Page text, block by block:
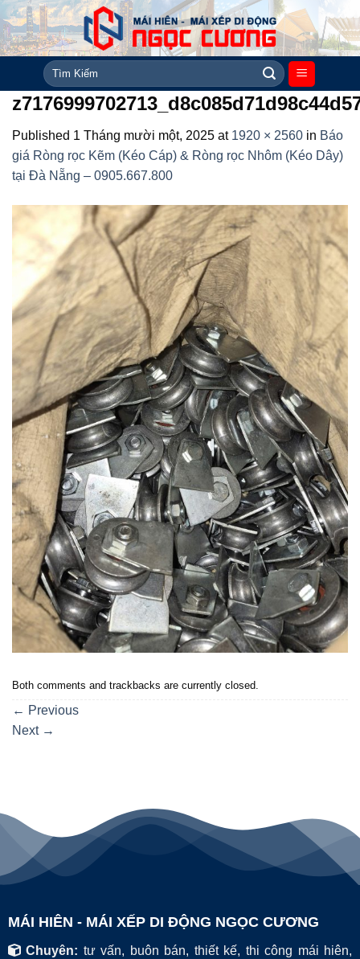
Skip
to
content
Tìm
kiếm:
Published 1 Tháng mười một, 2025 at 1920 × 2560 in Báo
giá Ròng rọc Kẽm (Kéo Cáp) & Ròng rọc Nhôm (Kéo Dây)
tại Đà Nẵng – 0905.667.800
Both comments and trackbacks are currently closed.
← Previous
Next →
MÁI HIÊN - MÁI XẾP DI ĐỘNG NGỌC CƯƠNG
Chuyên: tư vấn, buôn bán, thiết kế, thi công mái hiên,